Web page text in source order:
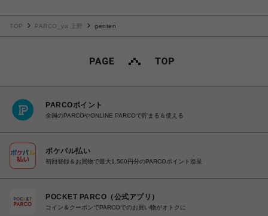
TOP PARCO_ya 上野 genten
PARCOポイント
全国のPARCOやONLINE PARCOで貯まる＆使える
ポケパル払い
初回登録＆お買物で最大1,500円分のPARCOポイント進呈
POCKET PARCO（公式アプリ）
コイン＆クーポンでPARCOでのお買い物がオトクに